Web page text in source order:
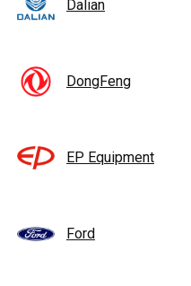
Dalian
DongFeng
EP Equipment
Ford